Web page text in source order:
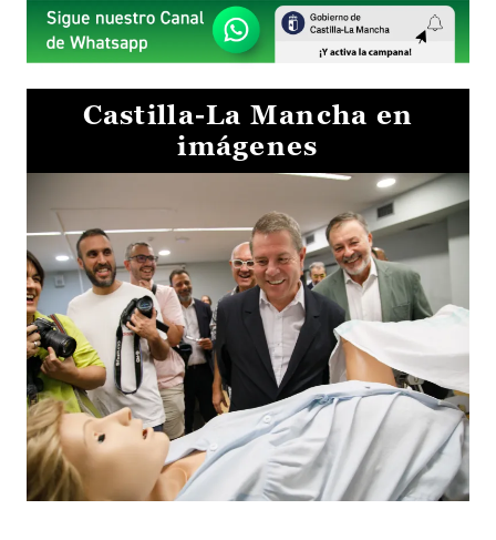
Castilla-La Mancha en
imágenes